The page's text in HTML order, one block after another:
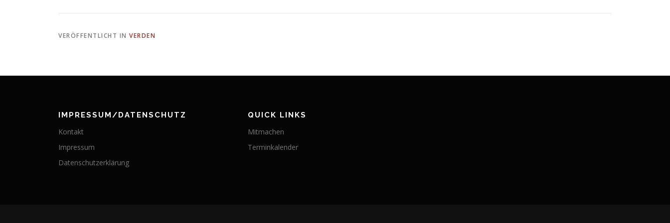
VERÖFFENTLICHT IN VERDEN
IMPRESSUM/DATENSCHUTZ
Kontakt
Impressum
Datenschutzerklärung
QUICK LINKS
Mitmachen
Terminkalender